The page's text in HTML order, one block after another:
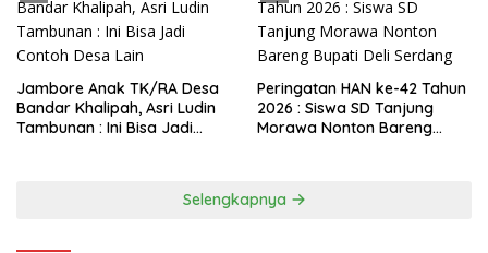
Jambore Anak TK/RA Desa
Bandar Khalipah, Asri Ludin
Tambunan : Ini Bisa Jadi
Peringatan HAN ke-42 Tahun
2026 : Siswa SD Tanjung
Morawa Nonton Bareng
Selengkapnya